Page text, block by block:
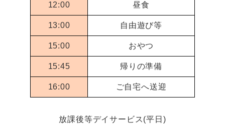
12:00 昼食
13:00 自由遊び等
15:00 おやつ
15:45 帰りの準備
16:00 ご自宅へ送迎
放課後等デイサービス(平日)